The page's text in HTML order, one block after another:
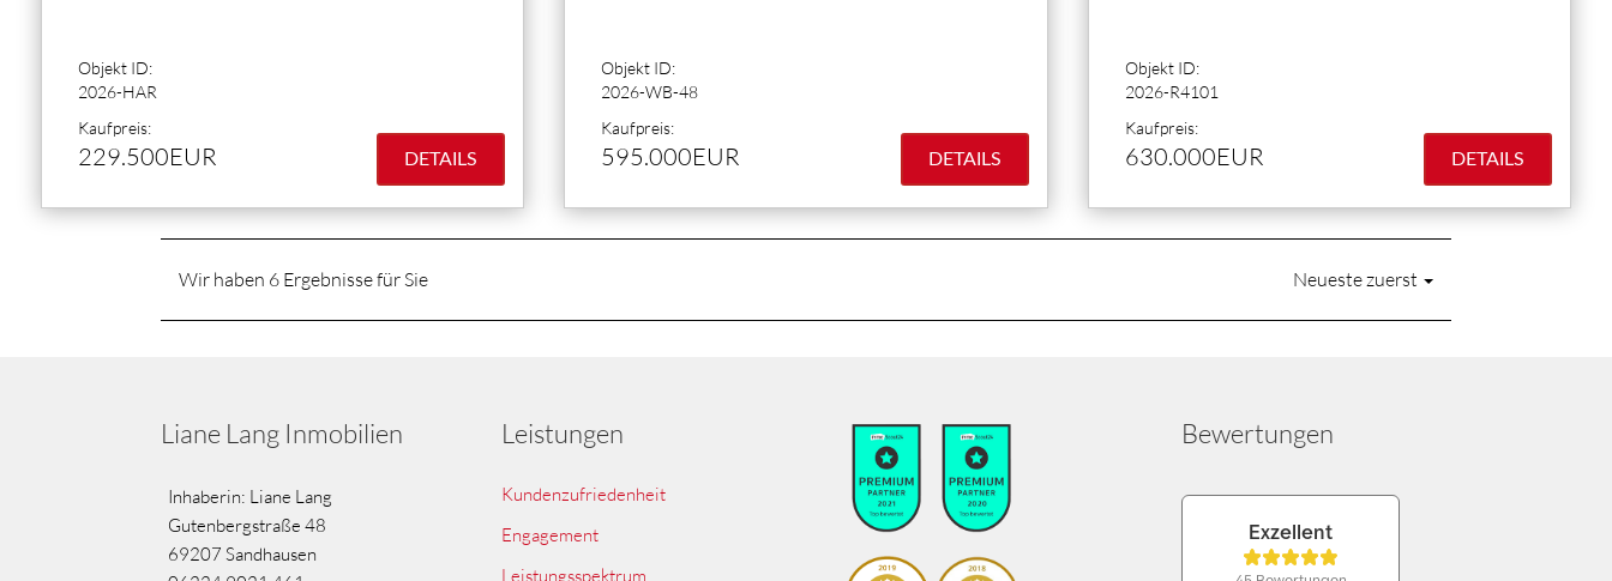
Objekt ID:
2026-HAR
Kaufpreis:
229.500EUR DETAILS
Objekt ID:
2026-WB-48
Kaufpreis:
595.000EUR DETAILS
Objekt ID:
2026-R4101
Kaufpreis:
630.000EUR DETAILS
Wir haben 6 Ergebnisse für Sie Neueste zuerst
Liane Lang Inmobilien
Inhaberin: Liane Lang
Gutenbergstraße 48
69207 Sandhausen
Leistungen
Kundenzufriedenheit
Engagement
Leistungsspektrum
Bewertungen